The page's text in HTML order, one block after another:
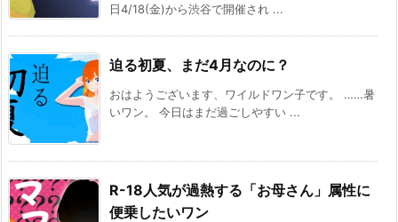
日4/18(金)から渋谷で開催され ...
迫る初夏、まだ4月なのに？
おはようございます、ワイルドワン子です。 ……暑
いワン。 今日はまだ過ごしやすい ...
R-18人気が過熱する「お母さん」属性に
便乗したいワン